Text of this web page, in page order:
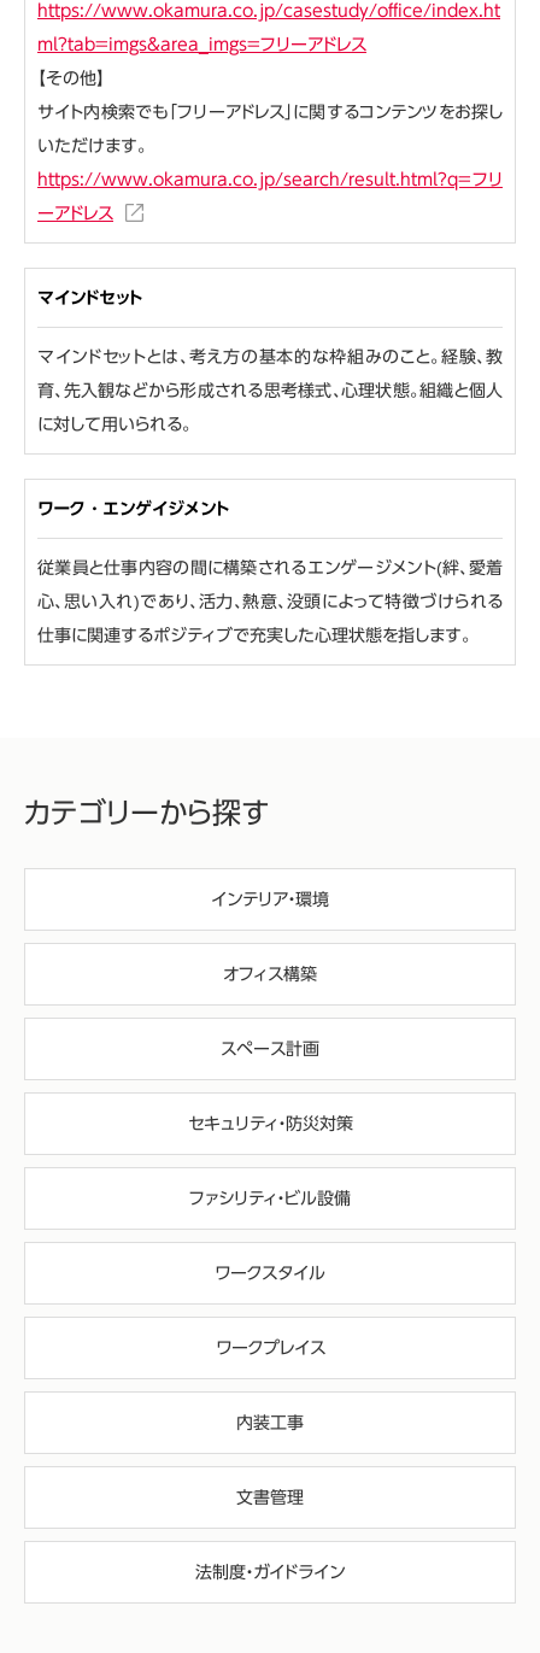
https://www.okamura.co.jp/casestudy/office/index.ht
ml?tab=imgs&area_imgs=フリーアドレス
【その他】
サイト内検索でも「フリーアドレス」に関するコンテンツをお探し
いただけます。
https://www.okamura.co.jp/search/result.html?q=フリ
ーアドレス
マインドセット
マインドセットとは、考え方の基本的な枠組みのこと。経験、教
育、先入観などから形成される思考様式、心理状態。組織と個人
に対して用いられる。
ワーク・エンゲイジメント
従業員と仕事内容の間に構築されるエンゲージメント(絆、愛着
心、思い入れ)であり、活力、熱意、没頭によって特徴づけられる
仕事に関連するポジティブで充実した心理状態を指します。
カテゴリーから探す
インテリア・環境
オフィス構築
スペース計画
セキュリティ・防災対策
ファシリティ・ビル設備
ワークスタイル
ワークプレイス
内装工事
文書管理
法制度・ガイドライン